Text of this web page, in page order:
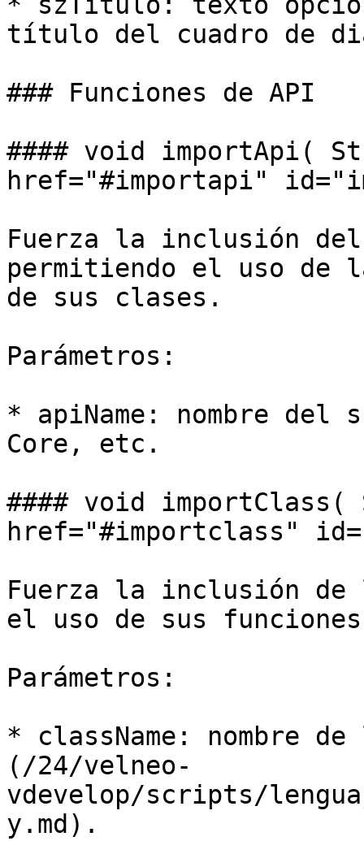
título del cuadro de
### Funciones de API
#### void importApi(
href="#importapi"
Fuerza la inclusión
permitiendo el uso de
de sus clases.
Parámetros:
* apiName: nombre del
Core, etc.
#### void importClass(
href="#importclass"
Fuerza la inclusión
el uso de sus
Parámetros:
* className: nombre
(/24/velneo-
vdevelop/scripts/
y.md).